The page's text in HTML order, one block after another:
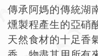
傳承阿媽的傳統湖
燻製程產生的亞硝
天然食材的十足香